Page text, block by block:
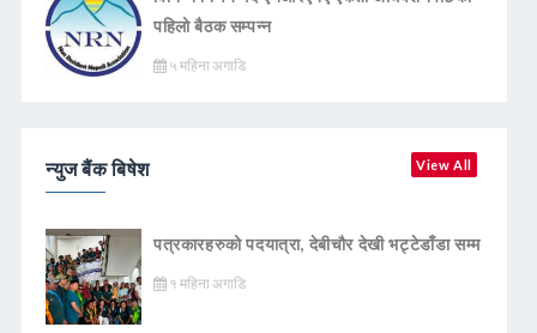
पहिलो बैठक सम्पन्न
५ महिना अगाडि
न्युज बैंक बिषेश View All
पत्रकारहरुको पदयात्रा, देबीचौर देखी भट्टेडाँडा सम्म
१ महिना अगाडि